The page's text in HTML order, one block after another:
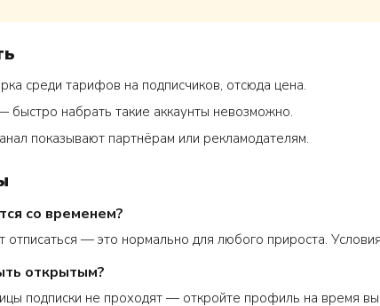
среди тарифов на подписчиков, отсюда цена.
быстро набрать такие аккаунты невозможно.
показывают партнёрам или рекламодателям.
со временем?
отписаться — это нормально для любого прироста.
открытым?
подписки не проходят — откройте профиль на время